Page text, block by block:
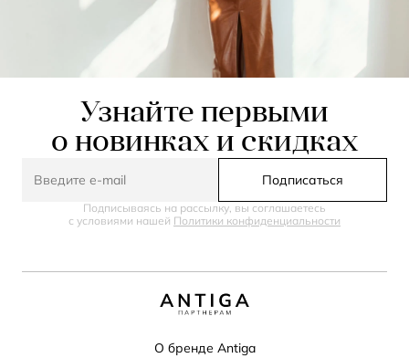
Узнайте первыми
о новинках и скидках
Подписаться
Подписываясь на рассылку, вы соглашаетесь
с условиями нашей Политики конфиденциальности
О бренде Antiga